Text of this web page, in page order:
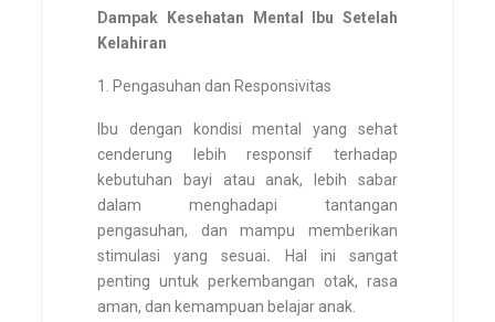
Dampak Kesehatan Mental Ibu Setelah
Kelahiran
Pengasuhan dan Responsivitas
Ibu dengan kondisi mental yang sehat
cenderung lebih responsif terhadap
kebutuhan bayi atau anak, lebih sabar
dalam menghadapi tantangan
pengasuhan, dan mampu memberikan
stimulasi yang sesuai.
Hal ini sangat
penting untuk perkembangan otak, rasa
aman, dan kemampuan belajar anak.